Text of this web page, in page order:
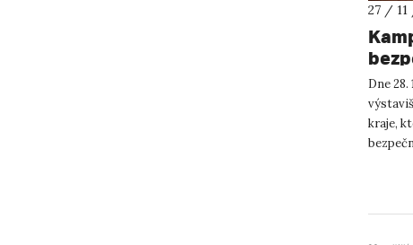
27 / 11
Dne
kraje,